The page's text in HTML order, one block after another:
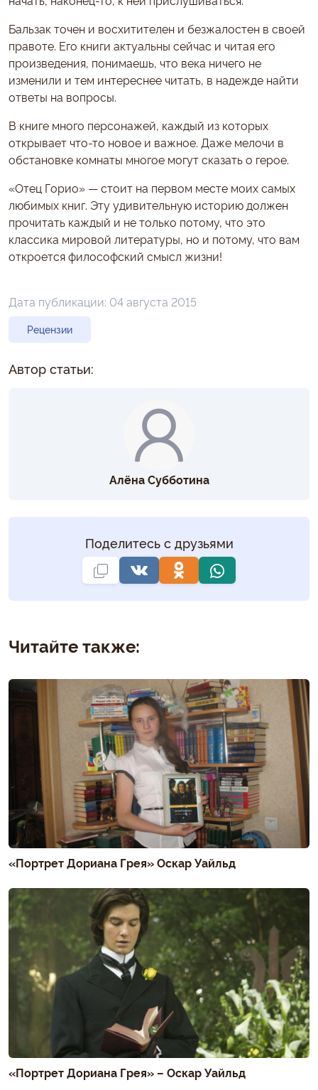
Бальзак точен и восхитителен и безжалостен в своей
правоте. Его книги актуальны сейчас и читая его
произведения, понимаешь, что века ничего не
изменили и тем интереснее читать, в надежде найти
ответы на вопросы.
В книге много персонажей, каждый из которых
открывает что-то новое и важное. Даже мелочи в
обстановке комнаты многое могут сказать о герое.
«Отец Горио» — стоит на первом месте моих самых
любимых книг. Эту удивительную историю должен
прочитать каждый и не только потому, что это
классика мировой литературы, но и потому, что вам
откроется философский смысл жизни!
Дата публикации: 04 августа 2015
Рецензии
Автор статьи:
Алёна Субботина
Поделитесь с друзьями
Читайте также:
«Портрет Дориана Грея» Оскар Уайльд
«Портрет Дориана Грея» – Оскар Уайльд